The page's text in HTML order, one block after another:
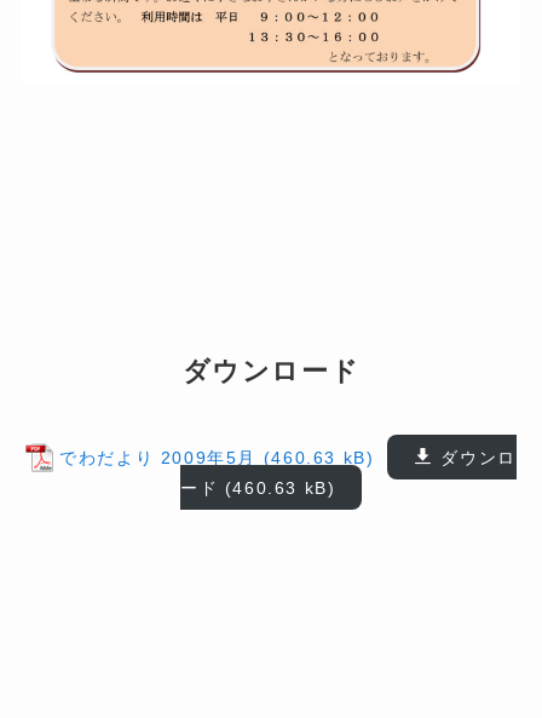
ダウンロード
でわだより 2009年5月
ダウンロ
ード